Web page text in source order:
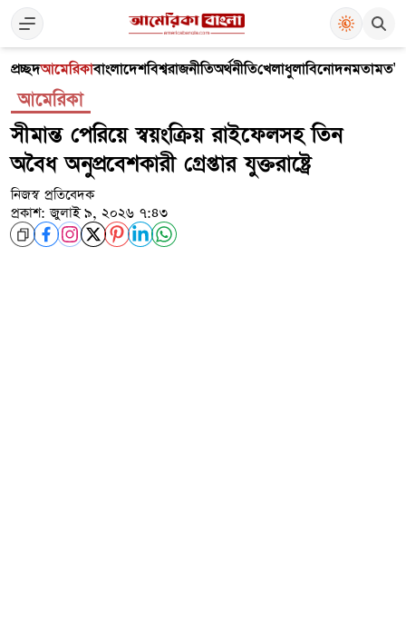
প্রচ্ছদআমেরিকাবাংলাদেশবিশ্বরাজনীতিঅর্থনীতিখেলাধুলাবিনোদনমতামত
আমেরিকা
সীমান্ত পেরিয়ে স্বয়ংক্রিয় রাইফেলসহ তিন
অবৈধ অনুপ্রবেশকারী গ্রেপ্তার যুক্তরাষ্ট্রে
নিজস্ব প্রতিবেদক
প্রকাশ: জুলাই ৯, ২০২৬ ৭:৪৩